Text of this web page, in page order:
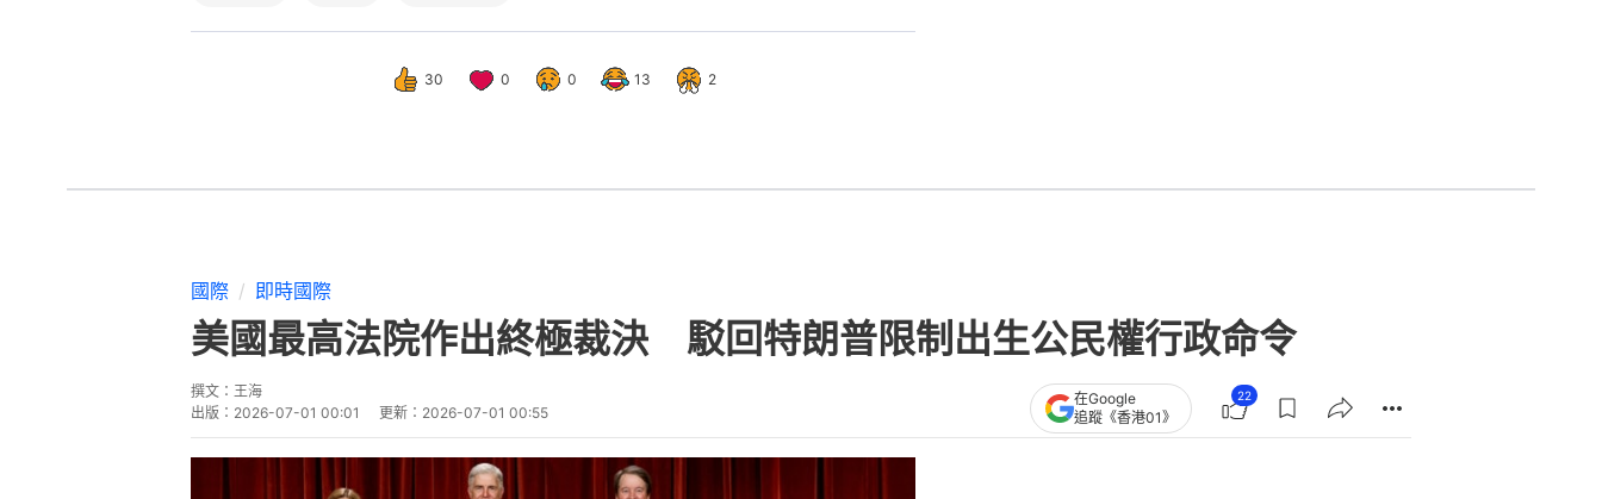
30 0 0 13 2
國際 即時國際
美國最高法院作出終極裁決 駁回特朗普限制出生公民權行政命令
撰文： 王海
出版： 2026-07-01 00:01 更新： 2026-07-01 00:55
在Google
追蹤《香港01》
22